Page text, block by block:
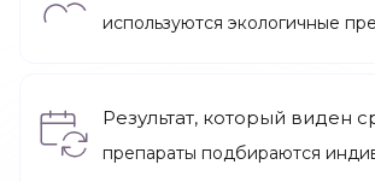
используются экологичные
Результат, который виден
препараты подбираются